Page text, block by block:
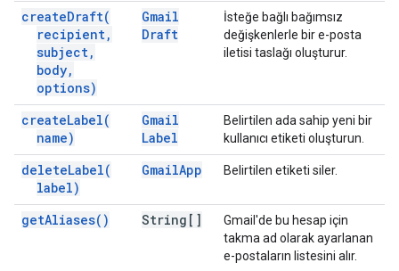
createDraft(
recipient,
subject,
body,
options)
Gmail
Draft
İsteğe bağlı bağımsız
değişkenlerle bir e-posta
iletisi taslağı oluşturur.
createLabel(
name)
Gmail
Label
Belirtilen ada sahip yeni bir
kullanıcı etiketi oluşturun.
deleteLabel(
label)
GmailApp Belirtilen etiketi siler.
getAliases( ) String[]
Gmail'de bu hesap için
takma ad olarak ayarlanan
e-postaların listesini alır.